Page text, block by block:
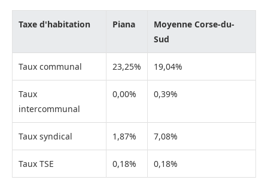
Taxe d'habitation Piana
Moyenne Corse-du-
Sud
Taux communal 23,25% 19,04%
Taux
intercommunal
0,00% 0,39%
Taux syndical 1,87% 7,08%
Taux TSE 0,18% 0,18%